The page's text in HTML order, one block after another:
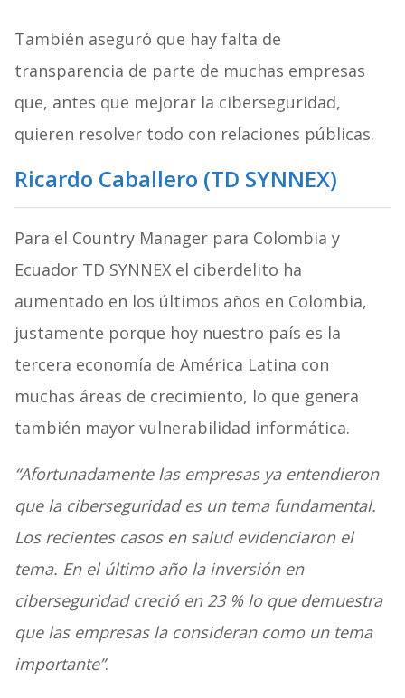
También aseguró que hay falta de
transparencia de parte de muchas empresas
que, antes que mejorar la ciberseguridad,
quieren resolver todo con relaciones públicas.
Ricardo Caballero (TD SYNNEX)
Para el Country Manager para Colombia y
Ecuador TD SYNNEX el ciberdelito ha
aumentado en los últimos años en Colombia,
justamente porque hoy nuestro país es la
tercera economía de América Latina con
muchas áreas de crecimiento, lo que genera
también mayor vulnerabilidad informática.
“Afortunadamente las empresas ya entendieron
que la ciberseguridad es un tema fundamental.
Los recientes casos en salud evidenciaron el
tema. En el último año la inversión en
ciberseguridad creció en 23 % lo que demuestra
que las empresas la consideran como un tema
importante”.